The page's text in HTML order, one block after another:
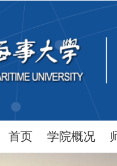
首页 学院概况